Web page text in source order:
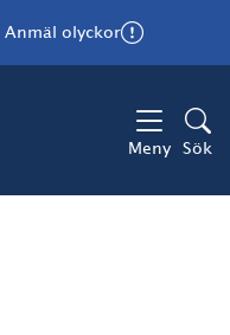
Anmäl olyckor
Meny Sök